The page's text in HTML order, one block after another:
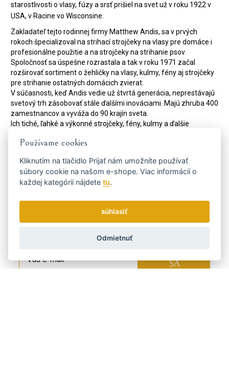
starostlivosti o vlasy, fúzy a srsť prišiel na svet už v roku 1922 v
USA, v Racine vo Wisconsine.
Zakladateľ tejto rodinnej firmy Matthew Andis, sa v prvých
rokoch špecializoval na strihací strojčeky na vlasy pre domáce i
profesionálne použitie a na strojčeky na strihanie psov.
Spoločnosť sa úspešne rozrastala a tak v roku 1971 začal
rozširovať sortiment o žehličky na vlasy, kulmy, fény aj strojčeky
pre strihanie ostatných domácich zvierat.
V súčasnosti, keď Andis vedie už štvrtá generácia, neprestávajú
svetový trh zásobovať stále ďalšími inováciami. Majú zhruba 400
zamestnancov a vyváža do 90 krajín sveta.
Ich tiché, ľahké a výkonné strojčeky, fény, kulmy a ďalšie
skutočne fenoménom.
Kód:
32425
Výrobca
ANDIS
Dostaňte se včas k tomu
nejvýhodnějšímu...
Používame cookies
Kliknutím na tlačidlo Prijať nám umožníte používať
súbory cookie na našom e-shope. Viac informácií o
každej kategórii nájdetetu.
súhlasiť
Odmietnuť